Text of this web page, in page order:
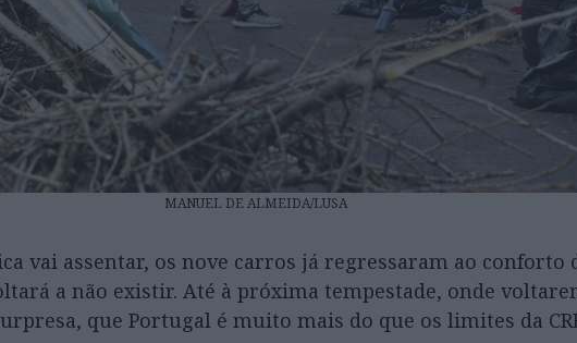
MANUEL DE ALMEIDA/LUSA
vai assentar, os nove carros já regressaram ao conforto
a não existir. Até à próxima tempestade, onde
que Portugal é muito mais do que os limites da